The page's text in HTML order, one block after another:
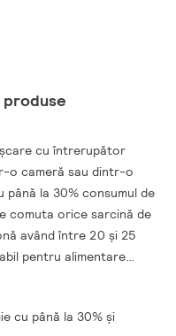
cu întrerupător
o cameră sau dintr-o
la 30% consumul de
comuta orice sarcină de
având între 20 şi 25
pentru alimentare
pentru o instalare
cu până la 30% şi